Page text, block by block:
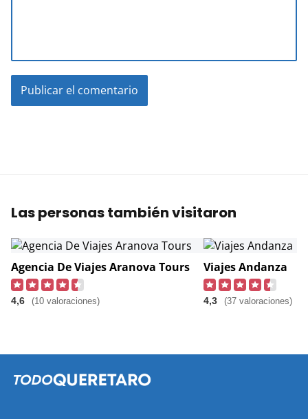
Las personas también visitaron
Agencia De Viajes Aranova Tours
4,6 (10 valoraciones)
Viajes Andanza
4,3 (37 valoraciones)